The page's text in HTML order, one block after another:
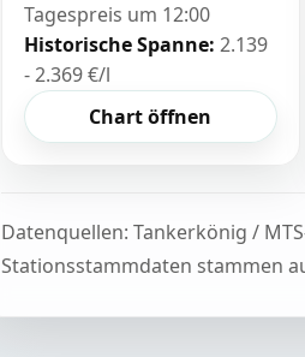
Tagespreis um 12:00
Historische Spanne: 2.139
- 2.369 €/l
Chart öffnen
Datenquellen: Tankerkönig /
Stationsstammdaten stammen